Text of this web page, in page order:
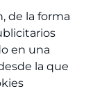
de la forma
en una
la que